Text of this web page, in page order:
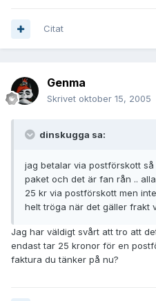
Citat
Genma
Skrivet oktober 15, 2005
dinskugga sa:
jag betalar via postförskott
paket och det är fan rån ..
25 kr via postförskott men
helt tröga när det gäller frakt
Jag har väldigt svårt att tro att
endast tar 25 kronor för en
faktura du tänker på nu?